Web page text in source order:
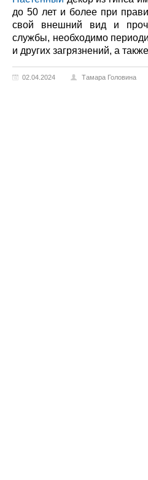
до 50 лет и более при
свой внешний вид и
службы, необходимо
и других загрязнений, а
02.04.2024 Тамара Головина